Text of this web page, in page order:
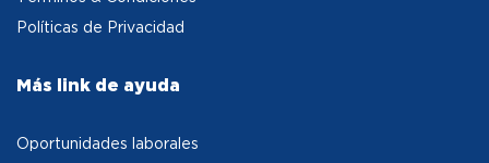
Políticas de Privacidad
Más link de ayuda
Oportunidades laborales